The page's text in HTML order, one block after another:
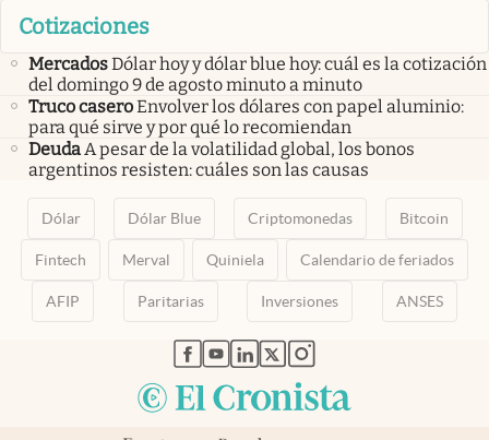
Cotizaciones
MercadosDólar hoy y dólar blue hoy: cuál es la cotización
del domingo 9 de agosto minuto a minuto
Truco caseroEnvolver los dólares con papel aluminio:
para qué sirve y por qué lo recomiendan
DeudaA pesar de la volatilidad global, los bonos
argentinos resisten: cuáles son las causas
Dólar Dólar Blue Criptomonedas Bitcoin
Fintech Merval Quiniela Calendario de feriados
AFIP Paritarias Inversiones ANSES
abre en nueva pestaña
abre en nueva pestaña
abre en nueva pestaña
abre en nueva pestaña
abre en nueva pestaña